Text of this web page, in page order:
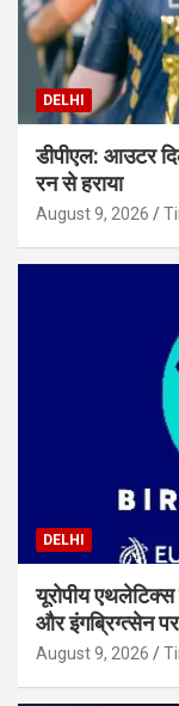
DELHI
डीपीएल: आउटर
रन से हराया
August 9, 2026
DELHI
यूरोपीय
और इंगब्रिग्त्सेन
August 9, 2026